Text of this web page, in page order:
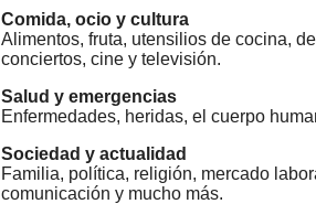
Comida, ocio y cultura
Alimentos, fruta, utensilios de cocina,
conciertos, cine y televisión.
Salud y emergencias
Enfermedades, heridas, el cuerpo
Sociedad y actualidad
Familia, política, religión, mercado
comunicación y mucho más.